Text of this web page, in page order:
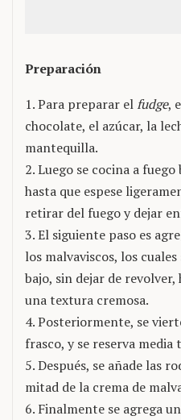
Preparación
1. Para preparar elfudge,
chocolate, el azúcar, la
mantequilla.
2. Luego se cocina a
hasta que espese
retirar del fuego y dejar
3. El siguiente paso es
los malvaviscos, los
bajo, sin dejar de
una textura cremosa.
4. Posteriormente, se
frasco, y se reserva media
5. Después, se añade las
mitad de la crema de
6. Finalmente se agrega